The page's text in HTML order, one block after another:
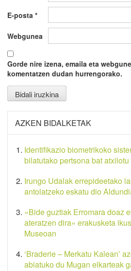
E-posta *
Webgunea
Gorde nire izena, emaila eta
komentatzen dudan hurrengorako.
AZKEN BIDALKETAK
Identifikazio biometrikoko
bilatutako pertsona bat
Irungo Udalak errepideetako
antolatzeko eskatu dio
«Bide guztiak Erromara doaz
ateratzen dira» erakusketa
Museoan
‘Braderie – Merkatu Kalean’
abiatuko du Mugan elkarteak